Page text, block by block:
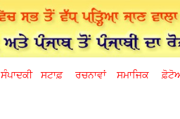
ਸੰਪਾਦਕੀ ਸਟਾਫ਼ ਰਚਨਾਵਾਂ ਸਮਾਜਿਕ